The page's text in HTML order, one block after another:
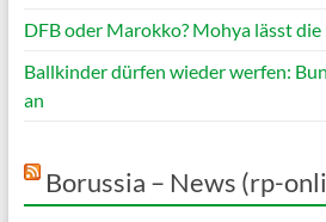
DFB oder Marokko? Mohya lässt
Ballkinder dürfen wieder werfen:
an
Borussia – News (rp-